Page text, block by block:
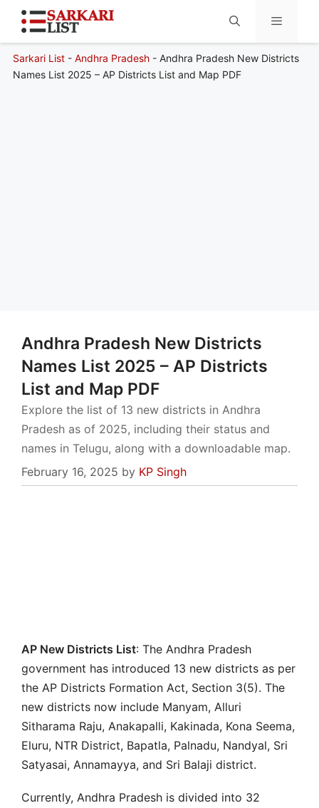
Menu
Sarkari List- Andhra Pradesh- Andhra Pradesh New Districts
Names List 2025 – AP Districts List and Map PDF
Andhra Pradesh New Districts
Names List 2025 – AP Districts
List and Map PDF
Explore the list of 13 new districts in Andhra
Pradesh as of 2025, including their status and
names in Telugu, along with a downloadable map.
February 16, 2025 by KP Singh
AP New Districts List: The Andhra Pradesh
government has introduced 13 new districts as per
the AP Districts Formation Act, Section 3(5). The
new districts now include Manyam, Alluri
Sitharama Raju, Anakapalli, Kakinada, Kona Seema,
Eluru, NTR District, Bapatla, Palnadu, Nandyal, Sri
Satyasai, Annamayya, and Sri Balaji district.
Currently, Andhra Pradesh is divided into 32